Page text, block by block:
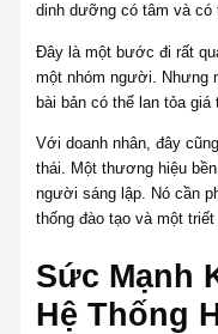
dinh dưỡng có tâm và có
Đây là một bước đi rất
một nhóm người. Nhưng
bài bản có thể lan tỏa giá
Với doanh nhân, đây
thái. Một thương hiệu
người sáng lập. Nó cần
thống đào tạo và một triết
Sức Mạnh
Hệ Thống